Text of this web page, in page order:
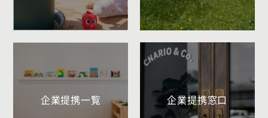
企業提携一覧 企業提携窓口